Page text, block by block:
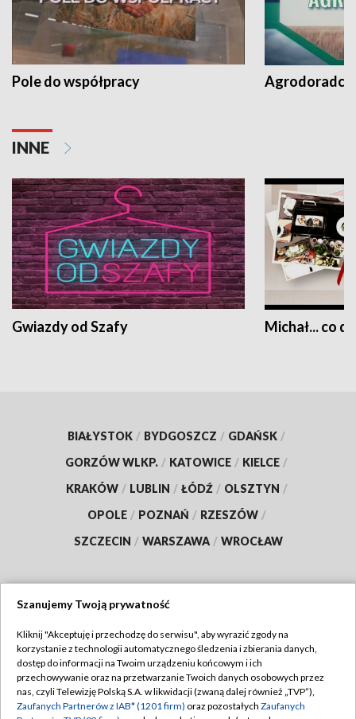
Pole do współpracy Agrodoradcy
INNE
Gwiazdy od Szafy Michał... co
BIAŁYSTOK / BYDGOSZCZ / GDAŃSK /
GORZÓW WLKP. / KATOWICE / KIELCE /
KRAKÓW / LUBLIN / ŁÓDŹ / OLSZTYN /
OPOLE / POZNAŃ / RZESZÓW /
SZCZECIN / WARSZAWA / WROCŁAW
TVP
Abonament TVP
Emisja w TVP
Regulamin TVP
Polityka prywatności
Szanujemy Twoją prywatność
Kliknij "Akceptuję i przechodzę do serwisu", aby wyrazić zgody na
korzystanie z technologii automatycznego śledzenia i zbierania danych,
dostęp do informacji na Twoim urządzeniu końcowym i ich
przechowywanie oraz na przetwarzanie Twoich danych osobowych przez
nas, czyli Telewizję Polską S.A. w likwidacji (zwaną dalej również „TVP”),
Zaufanych Partnerów z IAB* (1201 firm) oraz pozostałych Zaufanych